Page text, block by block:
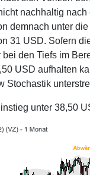
nachhaltig
demnach unter
31 USD. Sofern
den Tiefs im
USD aufhalten
Stochastik
unter 38,50